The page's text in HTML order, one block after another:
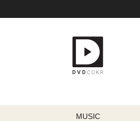
MUSIC